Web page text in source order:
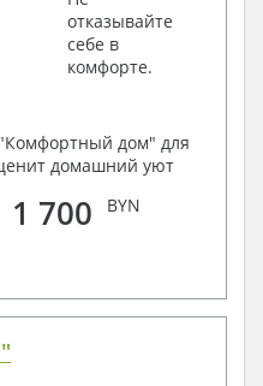
отказывайте
себе в
комфорте.
дом" для
домашний уют
1 700 BYN